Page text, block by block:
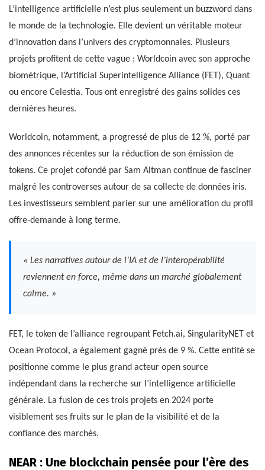
L’intelligence artificielle n’est plus seulement un buzzword dans
le monde de la technologie. Elle devient un véritable moteur
d’innovation dans l’univers des cryptomonnaies. Plusieurs
projets profitent de cette vague : Worldcoin avec son approche
biométrique, l’Artificial Superintelligence Alliance (FET), Quant
ou encore Celestia. Tous ont enregistré des gains solides ces
dernières heures.
Worldcoin, notamment, a progressé de plus de 12 %, porté par
des annonces récentes sur la réduction de son émission de
tokens. Ce projet cofondé par Sam Altman continue de fasciner
malgré les controverses autour de sa collecte de données iris.
Les investisseurs semblent parier sur une amélioration du profil
offre-demande à long terme.
« Les narratives autour de l’IA et de l’interopérabilité
reviennent en force, même dans un marché globalement
calme. »
FET, le token de l’alliance regroupant Fetch.ai, SingularityNET et
Ocean Protocol, a également gagné près de 9 %. Cette entité se
positionne comme le plus grand acteur open source
indépendant dans la recherche sur l’intelligence artificielle
générale. La fusion de ces trois projets en 2024 porte
visiblement ses fruits sur le plan de la visibilité et de la
confiance des marchés.
NEAR : Une blockchain pensée pour l’ère des